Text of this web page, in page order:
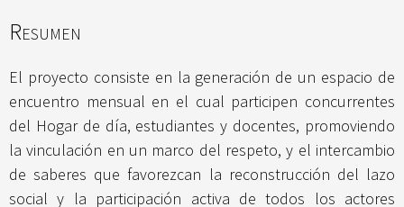
Resumen
El proyecto consiste en la generación de un espacio de
encuentro mensual en el cual participen concurrentes
del Hogar de día, estudiantes y docentes, promoviendo
la vinculación en un marco del respeto, y el intercambio
de saberes que favorezcan la reconstrucción del lazo
social y la participación activa de todos los actores